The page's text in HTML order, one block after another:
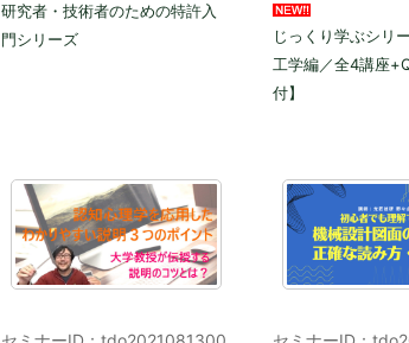
研究者・技術者のための特許入
門シリーズ
じっくり学ぶシリ
工学編／全4講座
付】